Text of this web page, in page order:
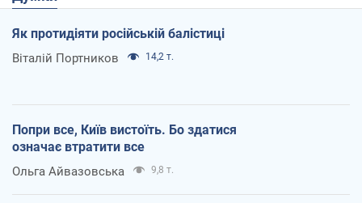
Як протидіяти російській балістиці
Віталій Портников 14,2 т.
Попри все, Київ вистоїть. Бо здатися
означає втратити все
Ольга Айвазовська 9,8 т.